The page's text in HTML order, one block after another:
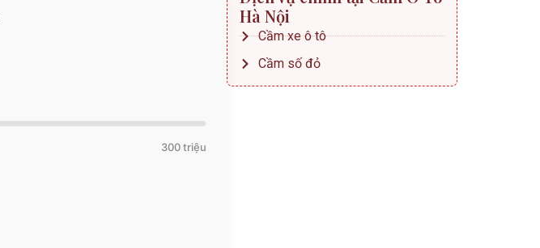
300 triệu
Hà Nội
Cầm xe ô tô
Cầm số đỏ